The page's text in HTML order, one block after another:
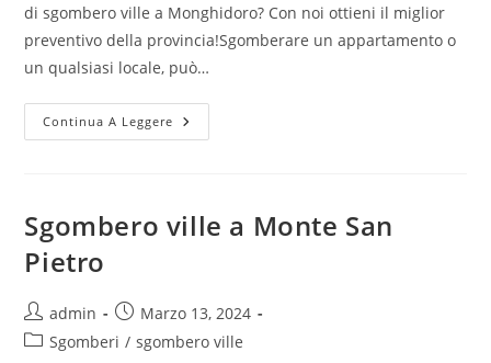
di sgombero ville a Monghidoro? Con noi ottieni il miglior
preventivo della provincia!Sgomberare un appartamento o
un qualsiasi locale, può…
Continua A Leggere
Sgombero ville a Monte San
Pietro
admin
Marzo 13, 2024
Sgomberi / sgombero ville